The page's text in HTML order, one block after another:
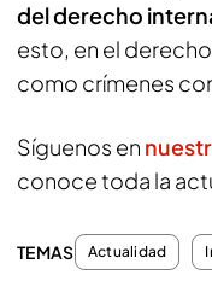
del derecho
esto, en el
como crímenes
Síguenos en
conoce toda la
TEMAS Actualidad